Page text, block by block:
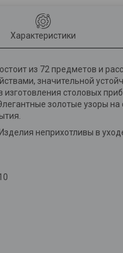
Характеристики
из 72 предметов и
значительной
столовых
золотые узоры
неприхотливы в